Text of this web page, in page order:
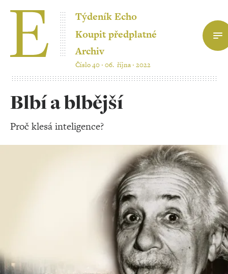
Týdeník Echo
Koupit předplatné
Archiv
Číslo 40 ‧ 06. října ‧ 2022
Blbí a blbější
Proč klesá inteligence?